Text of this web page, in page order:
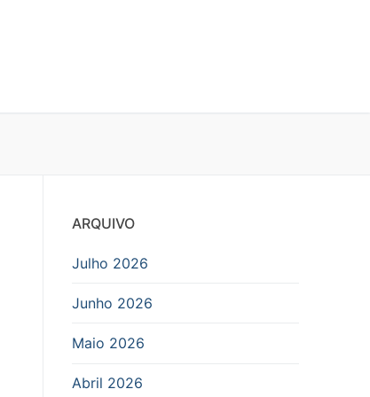
ARQUIVO
Julho 2026
Junho 2026
Maio 2026
Abril 2026